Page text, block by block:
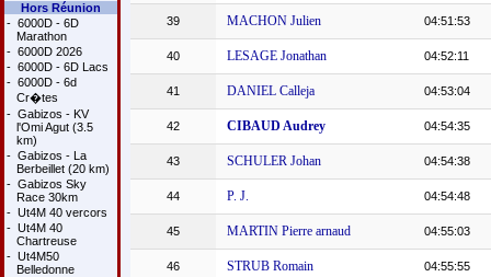
Hors Réunion
- 6000D - 6D
Marathon
- 6000D 2026
- 6000D - 6D Lacs
- 6000D - 6d
Cr�tes
- Gabizos - KV
l'Omi Agut (3.5
km)
- Gabizos - La
Berbeillet (20 km)
- Gabizos Sky
Race 30km
- Ut4M 40 vercors
- Ut4M 40
Chartreuse
- Ut4M50
Belledonne
39 MACHON Julien 04:51:53
40 LESAGE Jonathan 04:52:11
41 DANIEL Calleja 04:53:04
42 CIBAUD Audrey 04:54:35
43 SCHULER Johan 04:54:38
44 P. J. 04:54:48
45 MARTIN Pierre arnaud 04:55:03
46 STRUB Romain 04:55:55